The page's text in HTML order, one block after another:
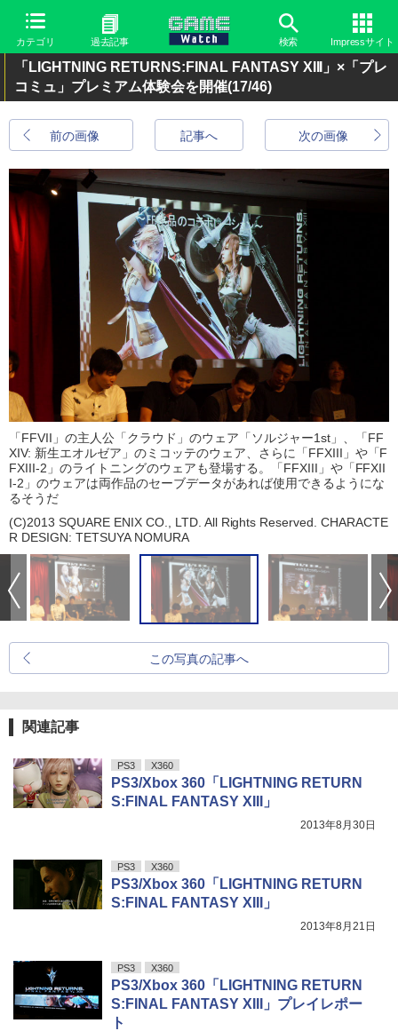
カテゴリ 過去記事 検索 Impressサイト
「LIGHTNING RETURNS:FINAL FANTASY XIII」×「プレ
コミュ」プレミアム体験会を開催(17/46)
前の画像 次の画像
記事へ
「FFVII」の主人公「クラウド」のウェア「ソルジャー1st」、「FF
XIV: 新生エオルゼア」のミコッテのウェア、さらに「FFXIII」や「F
FXIII-2」のライトニングのウェアも登場する。「FFXIII」や「FFXII
I-2」のウェアは両作品のセーブデータがあれば使用できるようにな
るそうだ
(C)2013 SQUARE ENIX CO., LTD. All Rights Reserved. CHARACTE
R DESIGN: TETSUYA NOMURA
この写真の記事へ
関連記事
PS3 X360
PS3/Xbox 360「LIGHTNING RETURN
S:FINAL FANTASY XIII」
2013年8月30日
PS3 X360
PS3/Xbox 360「LIGHTNING RETURN
S:FINAL FANTASY XIII」
2013年8月21日
PS3 X360
PS3/Xbox 360「LIGHTNING RETURN
S:FINAL FANTASY XIII」プレイレポー
ト